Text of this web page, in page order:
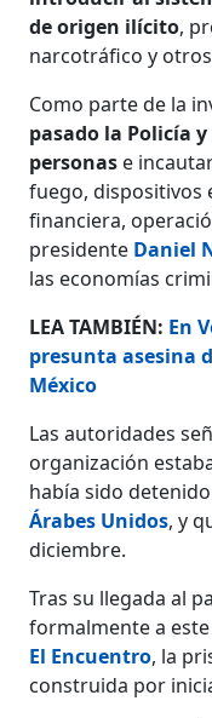
de origen ilícito,
narcotráfico y
Como parte de la
pasado la Policía
personas e
fuego, dispositivos
financiera,
presidente Daniel
las economías
LEA TAMBIÉN: En
presunta asesina
México
Las autoridades
organización
había sido
Árabes Unidos, y
diciembre.
Tras su llegada al
formalmente a
El Encuentro, la
construida por